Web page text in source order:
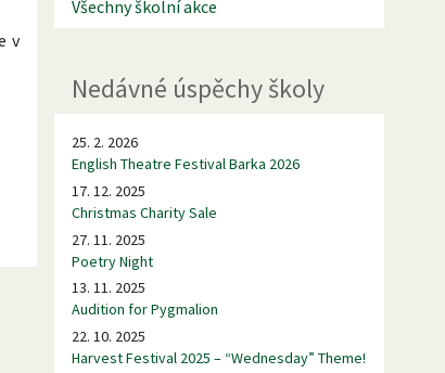
v
Všechny školní akce
Nedávné úspěchy školy
25. 2. 2026
English Theatre Festival Barka 2026
17. 12. 2025
Christmas Charity Sale
27. 11. 2025
Poetry Night
13. 11. 2025
Audition for Pygmalion
22. 10. 2025
Harvest Festival 2025 – “Wednesday” Theme!